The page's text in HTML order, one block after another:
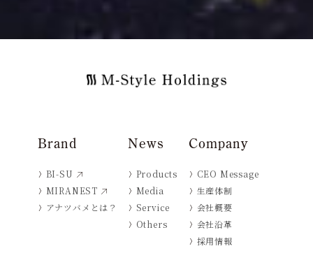
Brand
BI-SU
MIRANEST
アナツバメとは？
News
Products
Media
Service
Others
Company
CEO Message
生産体制
会社概要
会社沿革
採用情報